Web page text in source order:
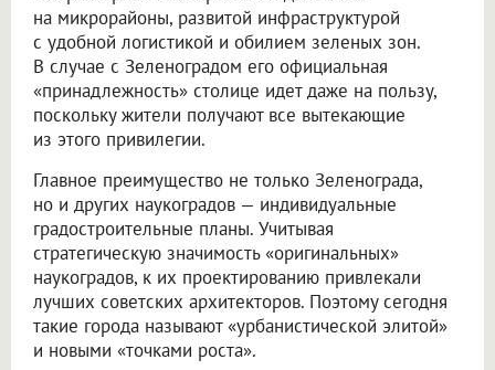
на микрорайоны, развитой инфраструктурой
с удобной логистикой и обилием зеленых зон.
В случае с Зеленоградом его официальная
«принадлежность» столице идет даже на пользу,
поскольку жители получают все вытекающие
из этого привилегии.
Главное преимущество не только Зеленограда,
но и других наукоградов — индивидуальные
градостроительные планы. Учитывая
стратегическую значимость «оригинальных»
наукоградов, к их проектированию привлекали
лучших советских архитекторов. Поэтому сегодня
такие города называют «урбанистической элитой»
и новыми «точками роста».